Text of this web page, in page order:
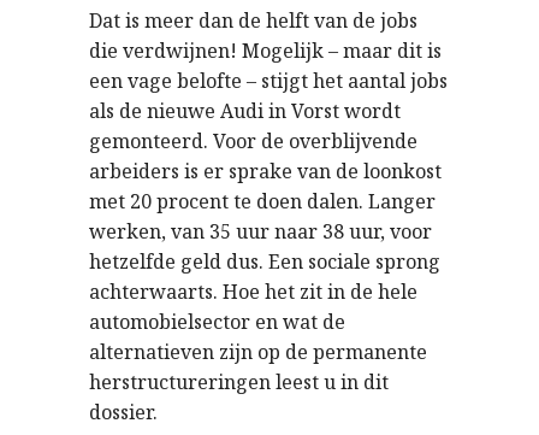
Dat is meer dan de helft van de jobs
die verdwijnen! Mogelijk – maar dit is
een vage belofte – stijgt het aantal jobs
als de nieuwe Audi in Vorst wordt
gemonteerd. Voor de overblijvende
arbeiders is er sprake van de loonkost
met 20 procent te doen dalen. Langer
werken, van 35 uur naar 38 uur, voor
hetzelfde geld dus. Een sociale sprong
achterwaarts. Hoe het zit in de hele
automobielsector en wat de
alternatieven zijn op de permanente
herstructureringen leest u in dit
dossier.